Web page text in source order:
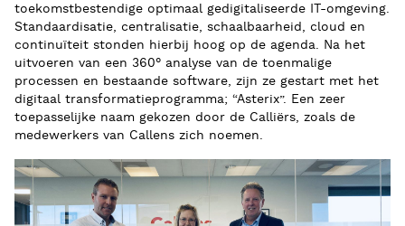
toekomstbestendige optimaal gedigitaliseerde IT-omgeving.
Standaardisatie, centralisatie, schaalbaarheid, cloud en
continuïteit stonden hierbij hoog op de agenda. Na het
uitvoeren van een 360° analyse van de toenmalige
processen en bestaande software, zijn ze gestart met het
digitaal transformatieprogramma; “Asterix”. Een zeer
toepasselijke naam gekozen door de Calliërs, zoals de
medewerkers van Callens zich noemen.